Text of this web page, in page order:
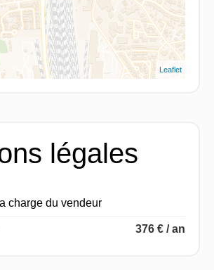
Leaflet
légales
charge du vendeur
376 € / an